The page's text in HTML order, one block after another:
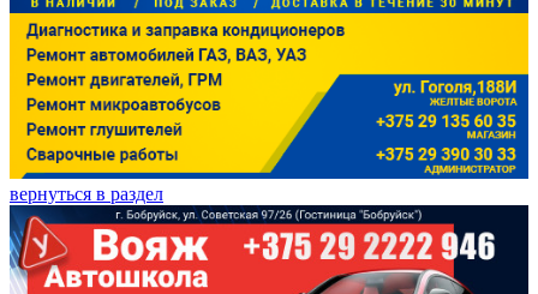
вернуться в раздел